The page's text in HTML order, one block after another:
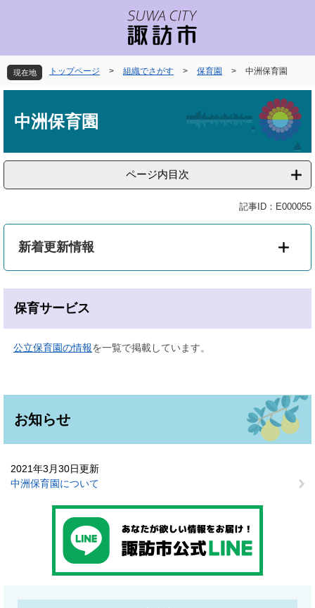
先
頭
を
飛
文
現在地 トップページ > 組織でさがす > 保育園 > 中洲保育園
中洲保育園
ページ内目次
記事ID：E000055
新着更新情報
保育サービス
公立保育園の情報を一覧で掲載しています。
お知らせ
2021年3月30日更新
中洲保育園について